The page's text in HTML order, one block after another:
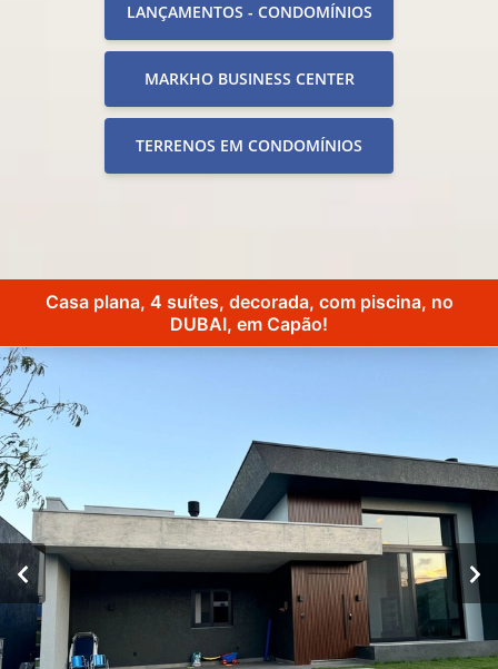
LANÇAMENTOS - CONDOMÍNIOS
MARKHO BUSINESS CENTER
TERRENOS EM CONDOMÍNIOS
Casa plana, 4 suítes, decorada, com piscina, no
DUBAI, em Capão!